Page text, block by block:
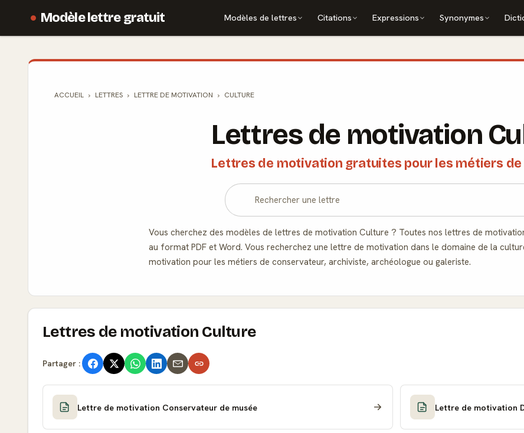
Modèle lettre gratuit Modèles de lettres Citations Expressions Synonymes
ACCUEIL LETTRES LETTRE DE MOTIVATION CULTURE
Lettres de motivation
Lettres de motivation gratuites pour les métiers
Vous cherchez des modèles de lettres de motivation Culture ? Toutes nos lettres de
au format PDF et Word. Vous recherchez une lettre de motivation dans le domaine de la
motivation pour les métiers de conservateur, archiviste, archéologue ou galeriste.
Lettres de motivation Culture
Partager :
Lettre de motivation Conservateur de musée Lettre de motivation